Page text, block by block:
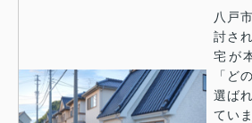
八戸
討さ
宅が
「ど
選ば
てい